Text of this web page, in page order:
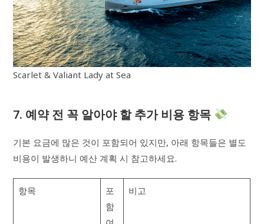
Scarlet & Valiant Lady at Sea
7. 예약 전 꼭 알아야 할 추가 비용 항목
기본 요금에 많은 것이 포함되어 있지만, 아래 항목들은 별도
비용이 발생하니 예산 계획 시 참고하세요.
항목
포
함
비고